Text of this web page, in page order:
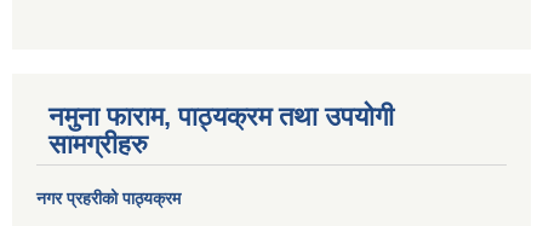
नमुना फाराम, पाठ्यक्रम तथा उपयोगी
सामग्रीहरु
नगर प्रहरीको पाठ्यक्रम